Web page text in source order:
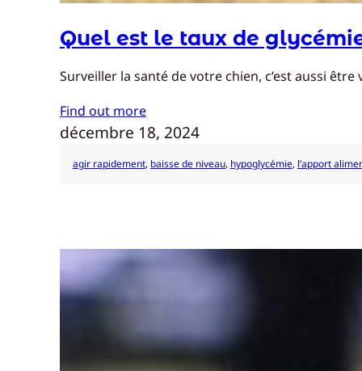
Quel est le taux de
Surveiller la santé de votre chien, c’est aussi
Find out more
décembre 18, 2024
agir rapidement, baisse de niveau, hypoglycémie, l’apport